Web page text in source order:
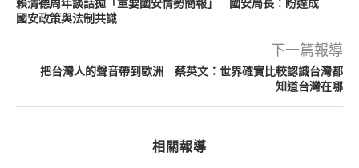
賴清德周年談話拋「重要國安情勢簡報」 國安局長：盼達成
國安政策與法制共識
下一篇報導
把台灣人的聲音帶到歐洲 蔡英文：世界確實比較認識台灣都
知道台灣在哪
相關報導